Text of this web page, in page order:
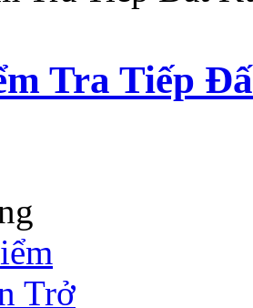
Tra Tiếp